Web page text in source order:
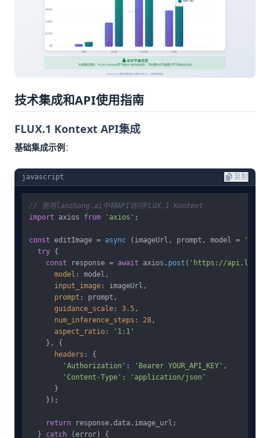
技术集成和API使用指南
FLUX.1 Kontext API集成
基础集成示例：
javascript 复制
// 使用laozhang.ai中转API访问FLUX.1 Kontext
import axios from 'axios' ;
const editImage = async (imageUrl, prompt, model =
'flux-
try {
const response = await axios. post ( 'https://
model : model,
input_image : imageUrl,
prompt : prompt,
guidance_scale : 3.5 ,
num_inference_steps : 28 ,
aspect_ratio :
'1:1'
    }, {
headers : {
'Authorization' : 'Bearer YOUR_API_KEY' ,
'Content-Type' :
'application/json'
      }
    });
return response.data . image_url ;
  }
catch (error) {